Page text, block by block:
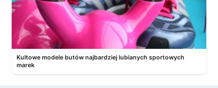
Kultowe modele butów najbardziej lubianych sportowych
marek